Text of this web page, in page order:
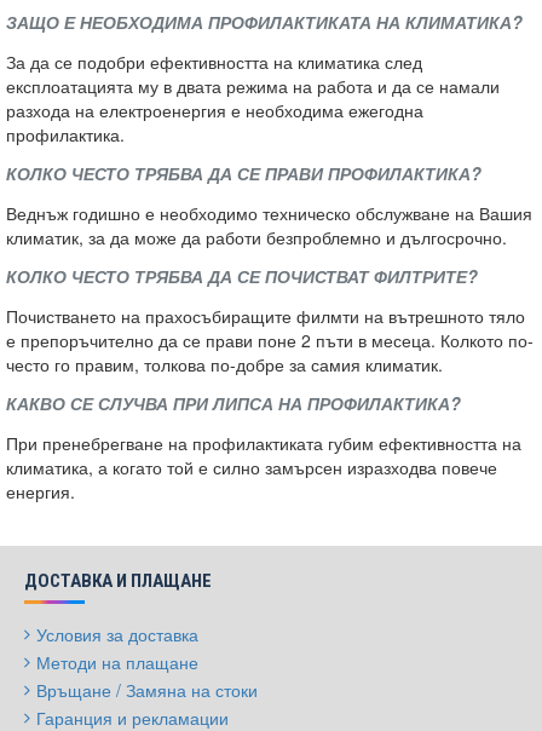
ЗАЩО Е НЕОБХОДИМА ПРОФИЛАКТИКАТА НА КЛИМАТИКА?
За да се подобри ефективността на климатика след
експлоатацията му в двата режима на работа и да се намали
разхода на електроенергия е необходима ежегодна
профилактика.
КОЛКО ЧЕСТО ТРЯБВА ДА СЕ ПРАВИ ПРОФИЛАКТИКА?
Веднъж годишно е необходимо техническо обслужване на Вашия
климатик, за да може да работи безпроблемно и дългосрочно.
КОЛКО ЧЕСТО ТРЯБВА ДА СЕ ПОЧИСТВАТ ФИЛТРИТЕ?
Почистването на прахосъбиращите филмти на вътрешното тяло
е препоръчително да се прави поне 2 пъти в месеца. Колкото по-
често го правим, толкова по-добре за самия климатик.
КАКВО СЕ СЛУЧВА ПРИ ЛИПСА НА ПРОФИЛАКТИКА?
При пренебрегване на профилактиката губим ефективността на
климатика, а когато той е силно замърсен изразходва повече
енергия.
ДОСТАВКА И ПЛАЩАНЕ
Условия за доставка
Методи на плащане
Връщане / Замяна на стоки
Гаранция и рекламации